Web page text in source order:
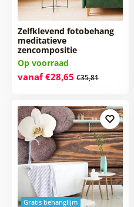
Zelfklevend fotobehang
meditatieve
zencompositie
Op voorraad
vanaf €28,65 €35,81
Gratis behanglijm